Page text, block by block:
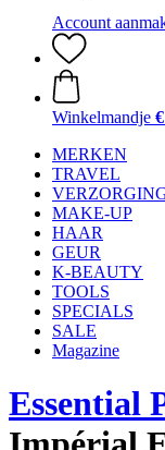
Account
Winkelmandje
MERKEN
TRAVEL
MAKE-UP
HAAR
GEUR
K-BEAUTY
TOOLS
SPECIALS
SALE
Magazine
Essential